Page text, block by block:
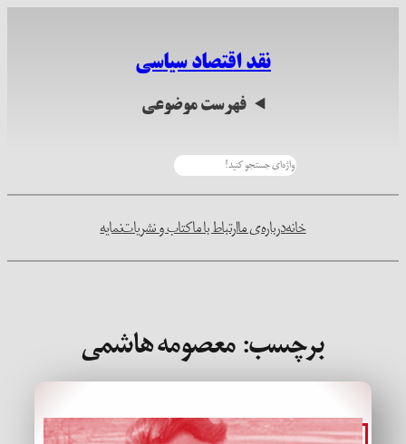
نقد اقتصاد سیاسی
فهرست موضوعی
خانهدرباره‌ی ماارتباط با ماکتاب و نشریاتنمایه
برچسب:معصومه هاشمی